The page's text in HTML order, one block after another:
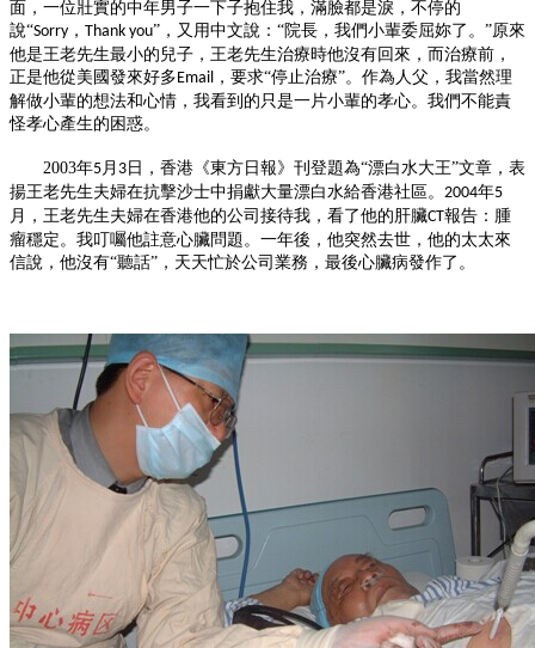
面， 一位壯實的中年男子一下子抱住我，滿臉都是淚，不停的
說“Sorry ， Thank you”，又用中文說：“院長，我們小輩委屈妳了。”原來
他是王老先生最小的兒子，王老先生治療時他沒有回來，而治療前，
正是他從美國發來好多Email ，要求“停止治療”。作為人父，我當然理
解做小輩的想法和心情，我看到的只是一片小輩的孝心。我們不能責
怪孝心產生的困惑。
2003年5月 3 日，香港《東方日報》刊登題為“漂白水大王”文章，表
揚王老先生夫婦在抗擊沙士中捐獻大量漂白水給香港社區。 2004年5
月，王老先生夫婦在香港他的公司接待我，看了他的肝臟CT報告：腫
瘤穩定。我叮囑他註意心臟問題。 一年後，他突然去世，他的太太來
信說，他沒有“聽話”，天天忙於公司業務，最後心臟病發作了。